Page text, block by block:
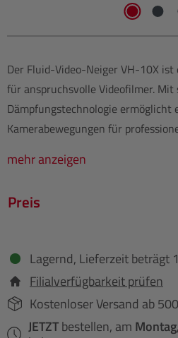
Der Fluid-Video-Neiger VH-10X
für anspruchsvolle Videofilmer.
Dämpfungstechnologie ermöglicht
Kamerabewegungen für
mehr anzeigen
Preis
Lagernd, Lieferzeit beträgt
Filialverfügbarkeit prüfen
Kostenloser Versand ab
JETZTbestellen, am